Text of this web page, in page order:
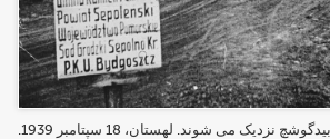
نزدیک می شوند. لهستان، 18 سپتامبر 1939.